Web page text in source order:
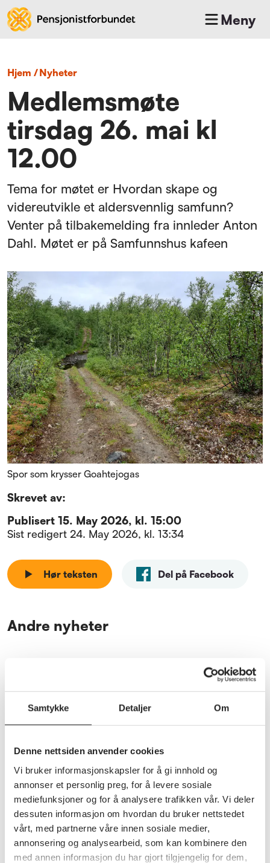
Samtykke Detaljer Om
Denne nettsiden anvender cookies
Vi bruker informasjonskapsler for å gi innhold og
annonser et personlig preg, for å levere sosiale
mediefunksjoner og for å analysere trafikken vår. Vi deler
dessuten informasjon om hvordan du bruker nettstedet
vårt, med partnerne våre innen sosiale medier,
annonsering og analysearbeid, som kan kombinere den
med annen informasjon du har gjort tilgjengelig for dem,
Meny
Hjem / nyheter
Medlemsmøte
tirsdag 26. mai kl
12.00
Tema for møtet er Hvordan skape og
videreutvikle et aldersvennlig samfunn?
Venter på tilbakemelding fra innleder Anton
Dahl. Møtet er på Samfunnshus kafeen
Spor som krysser Goahtejogas
Skrevet av:
Publisert 15. May 2026, kl. 15:00
Sist redigert 24. May 2026, kl. 13:34
Hør teksten Del på Facebook
Andre nyheter